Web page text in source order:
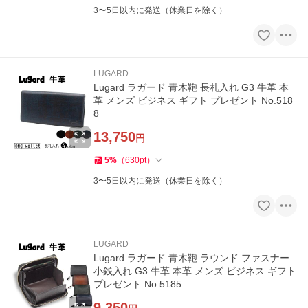
3〜5日以内に発送（休業日を除く）
LUGARD
Lugard ラガード 青木鞄 長札入れ G3 牛革 本
革 メンズ ビジネス ギフト プレゼント No.518
8
13,750円
5% （630pt）
3〜5日以内に発送（休業日を除く）
LUGARD
Lugard ラガード 青木鞄 ラウンド ファスナー
小銭入れ G3 牛革 本革 メンズ ビジネス ギフト
プレゼント No.5185